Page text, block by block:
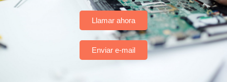
Llamar ahora
Enviar e-mail